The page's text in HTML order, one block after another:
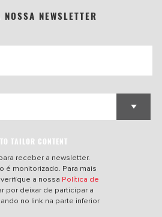
NEWSLETTER
TO TAILOR CONTENT
receber a newsletter.
é monitorizado. Para mais
a nossa Política de
por deixar de participar a
no link na parte inferior